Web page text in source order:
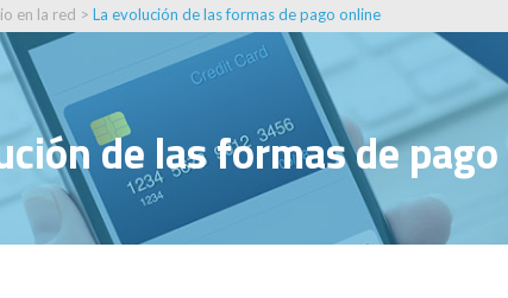
en la red > La evolución de las formas de pago online
de las formas de